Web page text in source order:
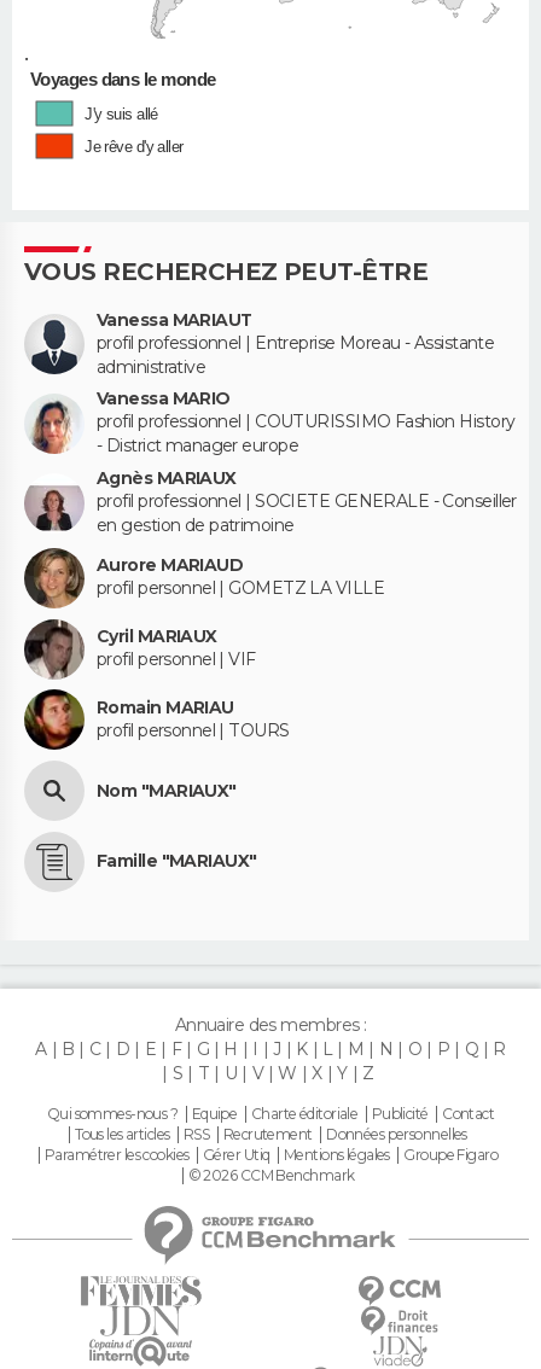
•
Voyages dans le monde
J'y suis allé
Je rêve d'y aller
VOUS RECHERCHEZ PEUT-ÊTRE
Vanessa MARIAUT
profil professionnel | Entreprise Moreau - Assistante
administrative
Vanessa MARIO
profil professionnel | COUTURISSIMO Fashion History
- District manager europe
Agnès MARIAUX
profil professionnel | SOCIETE GENERALE - Conseiller
en gestion de patrimoine
Aurore MARIAUD
profil personnel | GOMETZ LA VILLE
Cyril MARIAUX
profil personnel | VIF
Romain MARIAU
profil personnel | TOURS
Nom "MARIAUX"
Famille "MARIAUX"
Annuaire des membres :
A
B C D E F G H I J K L M N O P Q
R
S
T U V W X Y Z
Qui sommes-nous ? Equipe Charte éditoriale Publicité
Contact
Tous les articles
RSS Recrutement
Données personnelles
Paramétrer les cookies
Gérer Utiq Mentions légales
Groupe Figaro
© 2026 CCM Benchmark